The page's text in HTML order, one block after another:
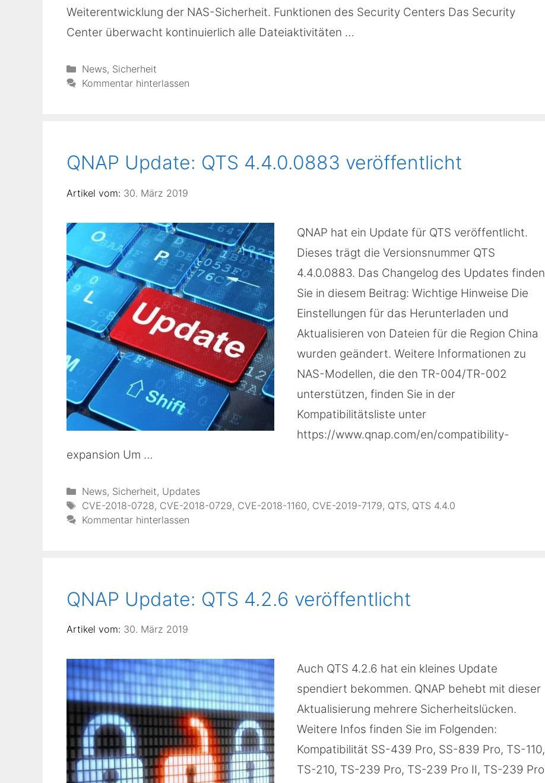
Weiterentwicklung der NAS-Sicherheit. Funktionen des Security Centers Das Security
Center überwacht kontinuierlich alle Dateiaktivitäten …
Kategorien
News, Sicherheit
Kommentar hinterlassen
QNAP Update: QTS 4.4.0.0883 veröffentlicht
30. März 2019
QNAP hat ein Update für QTS veröffentlicht.
Dieses trägt die Versionsnummer QTS
4.4.0.0883. Das Changelog des Updates finden
Sie in diesem Beitrag: Wichtige Hinweise Die
Einstellungen für das Herunterladen und
Aktualisieren von Dateien für die Region China
wurden geändert. Weitere Informationen zu
NAS-Modellen, die den TR-004/TR-002
unterstützen, finden Sie in der
Kompatibilitätsliste unter
https://www.qnap.com/en/compatibility-
expansion Um …
Kategorien
News, Sicherheit, Updates
Schlagwörter
CVE-2018-0728, CVE-2018-0729, CVE-2018-1160, CVE-2019-7179, QTS, QTS 4.4.0
Kommentar hinterlassen
QNAP Update: QTS 4.2.6 veröffentlicht
30. März 2019
Auch QTS 4.2.6 hat ein kleines Update
spendiert bekommen. QNAP behebt mit dieser
Aktualisierung mehrere Sicherheitslücken.
Weitere Infos finden Sie im Folgenden:
Kompatibilität SS-439 Pro, SS-839 Pro, TS-110,
TS-210, TS-239 Pro, TS-239 Pro II, TS-239 Pro